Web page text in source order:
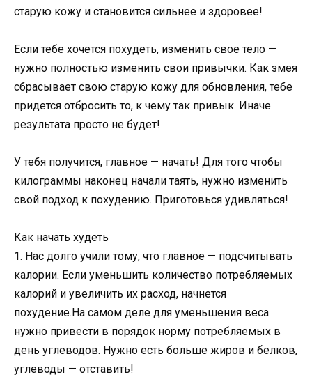
старую кожу и становится сильнее и здоровее!
Если тебе хочется похудеть, изменить свое тело —
нужно полностью изменить свои привычки. Как змея
сбрасывает свою старую кожу для обновления, тебе
придется отбросить то, к чему так привык. Иначе
результата просто не будет!
У тебя получится, главное — начать! Для того чтобы
килограммы наконец начали таять, нужно изменить
свой подход к похудению. Приготовься удивляться!
Как начать худеть
1. Нас долго учили тому, что главное — подсчитывать
калории. Если уменьшить количество потребляемых
калорий и увеличить их расход, начнется
похудение.На самом деле для уменьшения веса
нужно привести в порядок норму потребляемых в
день углеводов. Нужно есть больше жиров и белков,
углеводы — отставить!